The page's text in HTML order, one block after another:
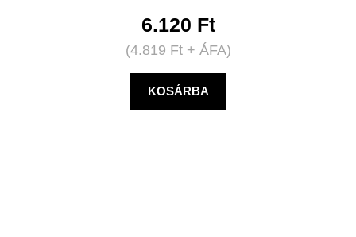
6.120 Ft
(4.819 Ft+ ÁFA)
KOSÁRBA